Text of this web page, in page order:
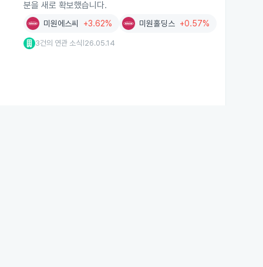
분을 새로 확보했습니다.
미원에스씨 +3.62% 미원홀딩스 +0.57%
3건의 연관 소식 26.05.14